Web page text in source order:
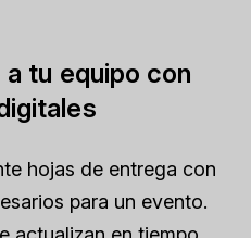
tu equipo con
hojas de entrega con
para un evento.